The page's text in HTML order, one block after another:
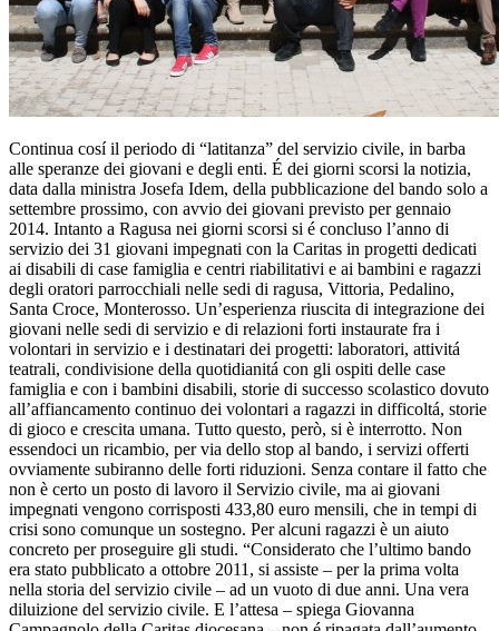
Continua cosí il periodo di “latitanza” del servizio civile, in barba
alle speranze dei giovani e degli enti. É dei giorni scorsi la notizia,
data dalla ministra Josefa Idem, della pubblicazione del bando solo a
settembre prossimo, con avvio dei giovani previsto per gennaio
2014. Intanto a Ragusa nei giorni scorsi si é concluso l’anno di
servizio dei 31 giovani impegnati con la Caritas in progetti dedicati
ai disabili di case famiglia e centri riabilitativi e ai bambini e ragazzi
degli oratori parrocchiali nelle sedi di ragusa, Vittoria, Pedalino,
Santa Croce, Monterosso. Un’esperienza riuscita di integrazione dei
giovani nelle sedi di servizio e di relazioni forti instaurate fra i
volontari in servizio e i destinatari dei progetti: laboratori, attivitá
teatrali, condivisione della quotidianitá con gli ospiti delle case
famiglia e con i bambini disabili, storie di successo scolastico dovuto
all’affiancamento continuo dei volontari a ragazzi in difficoltá, storie
di gioco e crescita umana. Tutto questo, però, si è interrotto. Non
essendoci un ricambio, per via dello stop al bando, i servizi offerti
ovviamente subiranno delle forti riduzioni. Senza contare il fatto che
non è certo un posto di lavoro il Servizio civile, ma ai giovani
impegnati vengono corrisposti 433,80 euro mensili, che in tempi di
crisi sono comunque un sostegno. Per alcuni ragazzi è un aiuto
concreto per proseguire gli studi. “Considerato che l’ultimo bando
era stato pubblicato a ottobre 2011, si assiste – per la prima volta
nella storia del servizio civile – ad un vuoto di due anni. Una vera
diluizione del servizio civile. E l’attesa – spiega Giovanna